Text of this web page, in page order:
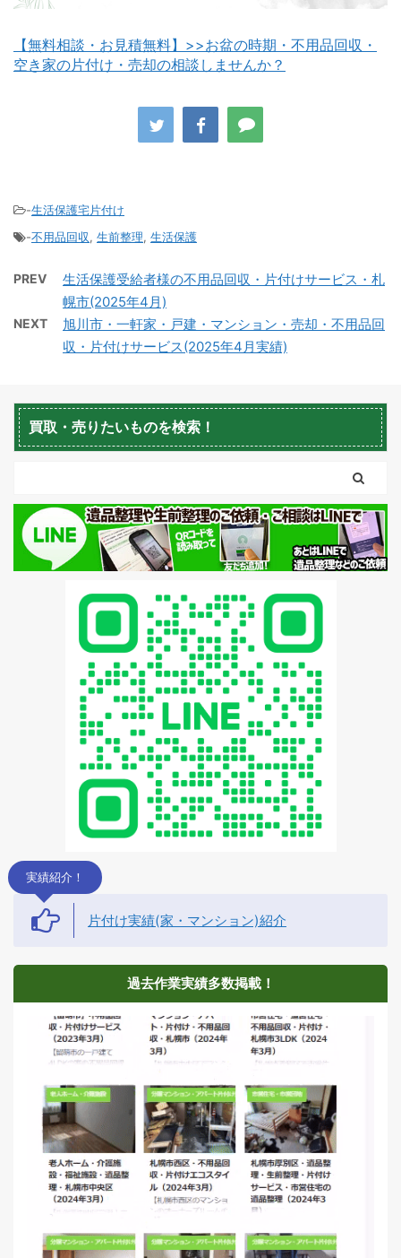
蘭越町不用品回収 黒松内町不用品回収
【無料相談・お見積無料】>>お盆の時期・不用品回収・
空き家の片付け・売却の相談しませんか？
-生活保護宅片付け
-不用品回収, 生前整理, 生活保護
PREV
生活保護受給者様の不用品回収・片付けサービス・札
幌市(2025年4月)
NEXT
旭川市・一軒家・戸建・マンション・売却・不用品回
収・片付けサービス(2025年4月実績)
買取・売りたいものを検索！
実績紹介！
片付け実績(家・マンション)紹介
過去作業実績多数掲載！